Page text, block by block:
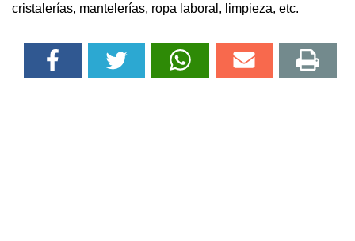
cristalerías, mantelerías, ropa laboral, limpieza, etc.